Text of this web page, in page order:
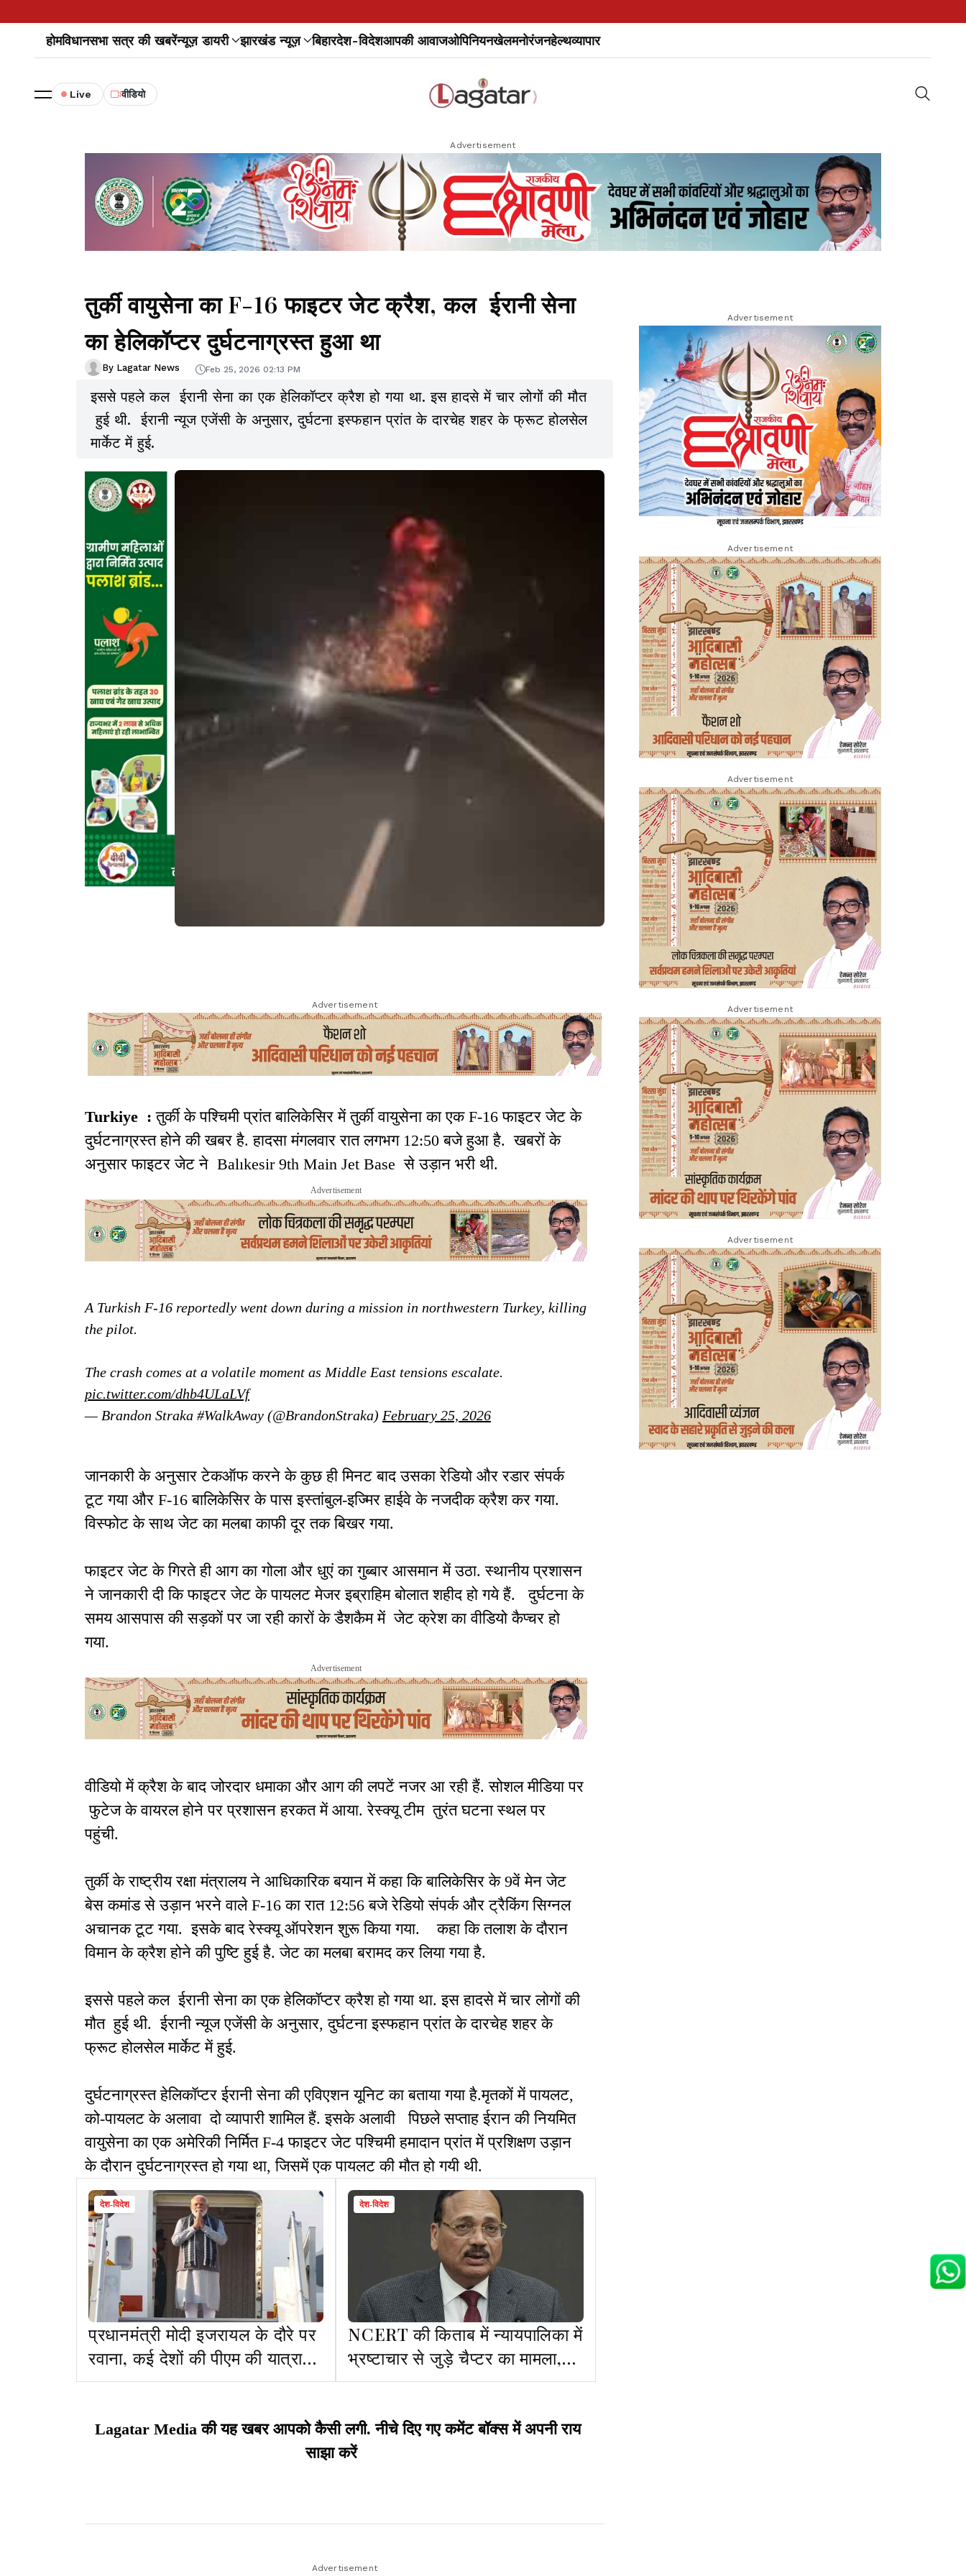
होमविधानसभा सत्र की खबरेंन्यूज़ डायरी झारखंड न्यूज़ बिहारदेश-विदेशआपकी आवाजओपिनियनखेलमनोरंजनहेल्थव्यापार
Live वीडियो
Advertisement
तुर्की वायुसेना का F-16 फाइटर जेट क्रैश, कल ईरानी सेना
का हेलिकॉप्टर दुर्घटनाग्रस्त हुआ था
By Lagatar News Feb 25, 2026 02:13 PM
इससे पहले कल ईरानी सेना का एक हेलिकॉप्टर क्रैश हो गया था. इस हादसे में चार लोगों की मौत
हुई थी. ईरानी न्यूज एजेंसी के अनुसार, दुर्घटना इस्फहान प्रांत के दारचेह शहर के फ्रूट होलसेल
मार्केट में हुई.
Advertisement
Turkiye :तुर्की के पश्चिमी प्रांत बालिकेसिर में तुर्की वायुसेना का एक F-16 फाइटर जेट के
दुर्घटनाग्रस्त होने की खबर है. हादसा मंगलवार रात लगभग 12:50 बजे हुआ है. खबरों के
अनुसार फाइटर जेट ने Balıkesir 9th Main Jet Base से उड़ान भरी थी.
Advertisement
A Turkish F-16 reportedly went down during a mission in northwestern Turkey, killing
the pilot.
The crash comes at a volatile moment as Middle East tensions escalate.
pic.twitter.com/dhb4ULaLVf
— Brandon Straka #WalkAway (@BrandonStraka) February 25, 2026
जानकारी के अनुसार टेकऑफ करने के कुछ ही मिनट बाद उसका रेडियो और रडार संपर्क
टूट गया और F-16 बालिकेसिर के पास इस्तांबुल-इज्मिर हाईवे के नजदीक क्रैश कर गया.
विस्फोट के साथ जेट का मलबा काफी दूर तक बिखर गया.
फाइटर जेट के गिरते ही आग का गोला और धुएं का गुब्बार आसमान में उठा. स्थानीय प्रशासन
ने जानकारी दी कि फाइटर जेट के पायलट मेजर इब्राहिम बोलात शहीद हो गये हैं. दुर्घटना के
समय आसपास की सड़कों पर जा रही कारों के डैशकैम में जेट क्रेश का वीडियो कैप्चर हो
गया.
Advertisement
वीडियो में क्रैश के बाद जोरदार धमाका और आग की लपटें नजर आ रही हैं. सोशल मीडिया पर
फुटेज के वायरल होने पर प्रशासन हरकत में आया. रेस्क्यू टीम तुरंत घटना स्थल पर
पहुंची.
तुर्की के राष्ट्रीय रक्षा मंत्रालय ने आधिकारिक बयान में कहा कि बालिकेसिर के 9वें मेन जेट
बेस कमांड से उड़ान भरने वाले F-16 का रात 12:56 बजे रेडियो संपर्क और ट्रैकिंग सिग्नल
अचानक टूट गया. इसके बाद रेस्क्यू ऑपरेशन शुरू किया गया. कहा कि तलाश के दौरान
विमान के क्रैश होने की पुष्टि हुई है. जेट का मलबा बरामद कर लिया गया है.
इससे पहले कल ईरानी सेना का एक हेलिकॉप्टर क्रैश हो गया था. इस हादसे में चार लोगों की
मौत हुई थी. ईरानी न्यूज एजेंसी के अनुसार, दुर्घटना इस्फहान प्रांत के दारचेह शहर के
फ्रूट होलसेल मार्केट में हुई.
दुर्घटनाग्रस्त हेलिकॉप्टर ईरानी सेना की एविएशन यूनिट का बताया गया है.मृतकों में पायलट,
को-पायलट के अलावा दो व्यापारी शामिल हैं. इसके अलावी पिछले सप्ताह ईरान की नियमित
वायुसेना का एक अमेरिकी निर्मित F-4 फाइटर जेट पश्चिमी हमादान प्रांत में प्रशिक्षण उड़ान
के दौरान दुर्घटनाग्रस्त हो गया था, जिसमें एक पायलट की मौत हो गयी थी.
देश-विदेश
प्रधानमंत्री मोदी इजरायल के दौरे पर
रवाना, कई देशों की पीएम की यात्रा
पर नजर
देश-विदेश
NCERT की किताब में न्यायपालिका में
भ्रष्टाचार से जुड़े चैप्टर का मामला,
CJI नाराज, स्वत : संज्ञान लिया
Lagatar Media की यह खबर आपको कैसी लगी. नीचे दिए गए कमेंट बॉक्स में अपनी राय
साझा करें
Advertisement
Advertisement
Advertisement
Advertisement
Advertisement
Advertisement